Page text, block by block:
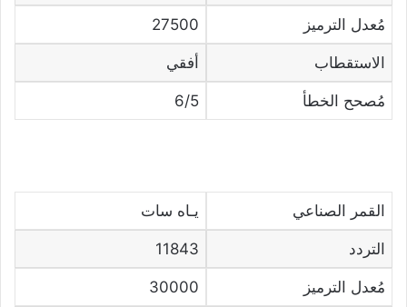
مُعدل الترميز 27500
الاستقطاب أفقي
مُصحح الخطأ 6/5
القمر الصناعي يـاه سات
التردد 11843
مُعدل الترميز 30000